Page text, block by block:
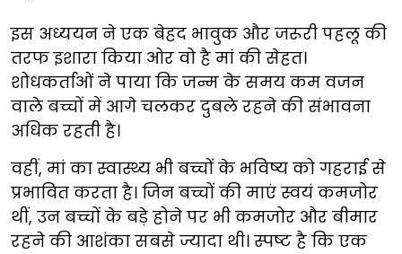
इस अध्ययन ने एक बेहद भावुक और जरूरी पहलू की
तरफ इशारा किया ओर वो है मां की सेहत।
शोधकर्ताओं ने पाया कि जन्म के समय कम वजन
वाले बच्चों में आगे चलकर दुबले रहने की संभावना
अधिक रहती है।
वहीं, मां का स्वास्थ्य भी बच्चों के भविष्य को गहराई से
प्रभावित करता है। जिन बच्चों की माएं स्वयं कमजोर
थीं, उन बच्चों के बड़े होने पर भी कमजोर और बीमार
रहने की आशंका सबसे ज्यादा थी। स्पष्ट है कि एक